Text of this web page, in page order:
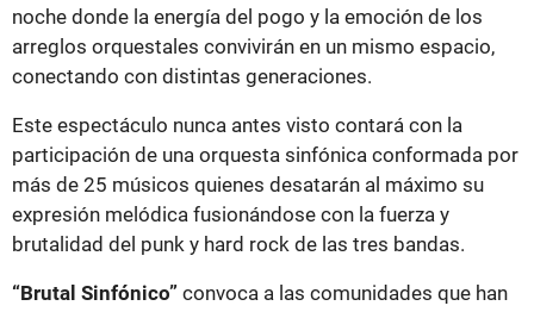
noche donde la energía del pogo y la emoción de los
arreglos orquestales convivirán en un mismo espacio,
conectando con distintas generaciones.
Este espectáculo nunca antes visto contará con la
participación de una orquesta sinfónica conformada por
más de 25 músicos quienes desatarán al máximo su
expresión melódica fusionándose con la fuerza y
brutalidad del punk y hard rock de las tres bandas.
“Brutal Sinfónico” convoca a las comunidades que han